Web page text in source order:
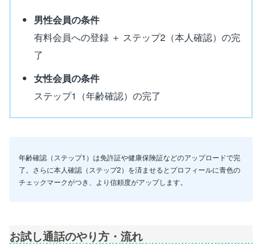
男性会員の条件
有料会員への登録 ＋ ステップ2（本人確認）の完
了
女性会員の条件
ステップ1（年齢確認）の完了
年齢確認（ステップ1）は免許証や健康保険証などのアップロードで完
了。さらに本人確認（ステップ2）を済ませるとプロフィールに青色の
チェックマークがつき、より信頼度がアップします。
お試し通話のやり方・流れ